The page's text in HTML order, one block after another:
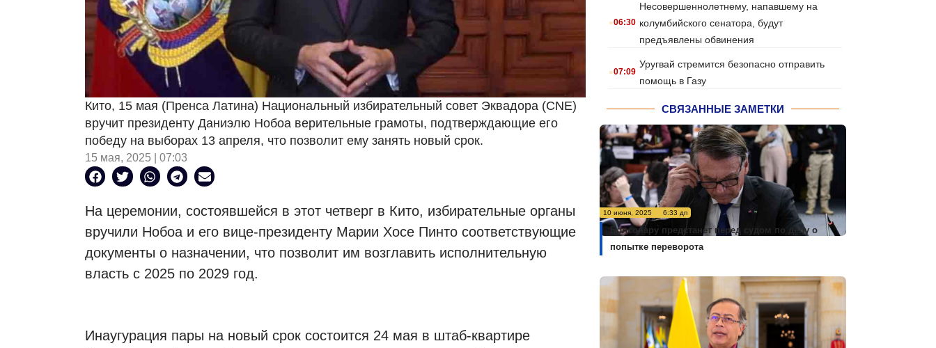
Кито, 15 мая (Пренса Латина) Национальный избирательный совет Эквадора (CNE)
вручит президенту Даниэлю Нобоа верительные грамоты, подтверждающие его
победу на выборах 13 апреля, что позволит ему занять новый срок.
15 мая, 2025 | 07:03
На церемонии, состоявшейся в этот четверг в Кито, избирательные органы
вручили Нобоа и его вице-президенту Марии Хосе Пинто соответствующие
документы о назначении, что позволит им возглавить исполнительную
власть с 2025 по 2029 год.
Инаугурация пары на новый срок состоится 24 мая в штаб-квартире
.06:30
Несовершеннолетнему, напавшему на
колумбийского сенатора, будут
предъявлены обвинения
.07:09
Уругвай стремится безопасно отправить
помощь в Газу
СВЯЗАННЫЕ ЗАМЕТКИ
10 июня, 2025 6:33 дп
Болсонару предстанет перед судом по делу о
попытке переворота